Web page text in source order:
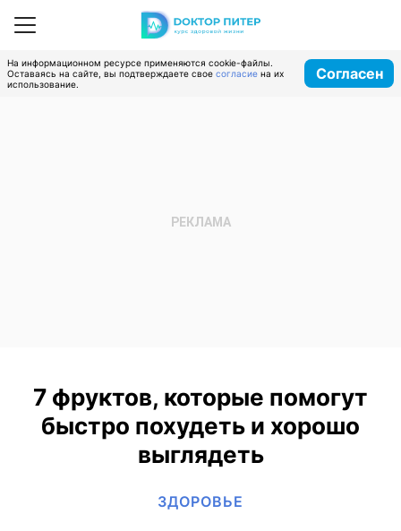
На информационном ресурсе применяются cookie-файлы.
Оставаясь на сайте, вы подтверждаете свое согласие на их
использование.
Согласен
7 фруктов, которые помогут
быстро похудеть и хорошо
выглядеть
ЗДОРОВЬЕ